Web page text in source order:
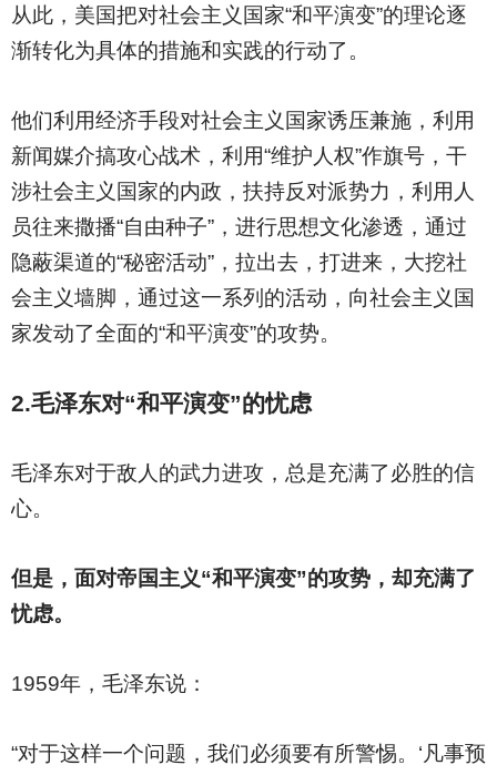
从此，美国把对社会主义国家“和平演变”的理论逐
渐转化为具体的措施和实践的行动了。
他们利用经济手段对社会主义国家诱压兼施，利用
新闻媒介搞攻心战术，利用“维护人权”作旗号，干
涉社会主义国家的内政，扶持反对派势力，利用人
员往来撒播“自由种子”，进行思想文化渗透，通过
隐蔽渠道的“秘密活动”，拉出去，打进来，大挖社
会主义墙脚，通过这一系列的活动，向社会主义国
家发动了全面的“和平演变”的攻势。
2.毛泽东对“和平演变”的忧虑
毛泽东对于敌人的武力进攻，总是充满了必胜的信
心。
但是，面对帝国主义“和平演变”的攻势，却充满了
忧虑。
1959年，毛泽东说：
“对于这样一个问题，我们必须要有所警惕。‘凡事预